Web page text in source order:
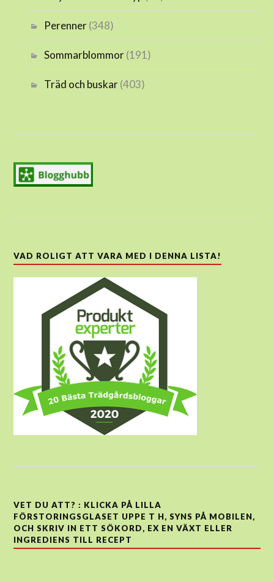
Perenner(348)
Sommarblommor(191)
Träd och buskar(403)
VAD ROLIGT ATT VARA MED I DENNA LISTA!
VET DU ATT? : KLICKA PÅ LILLA
FÖRSTORINGSGLASET UPPE T H, SYNS PÅ MOBILEN,
OCH SKRIV IN ETT SÖKORD, EX EN VÄXT ELLER
INGREDIENS TILL RECEPT